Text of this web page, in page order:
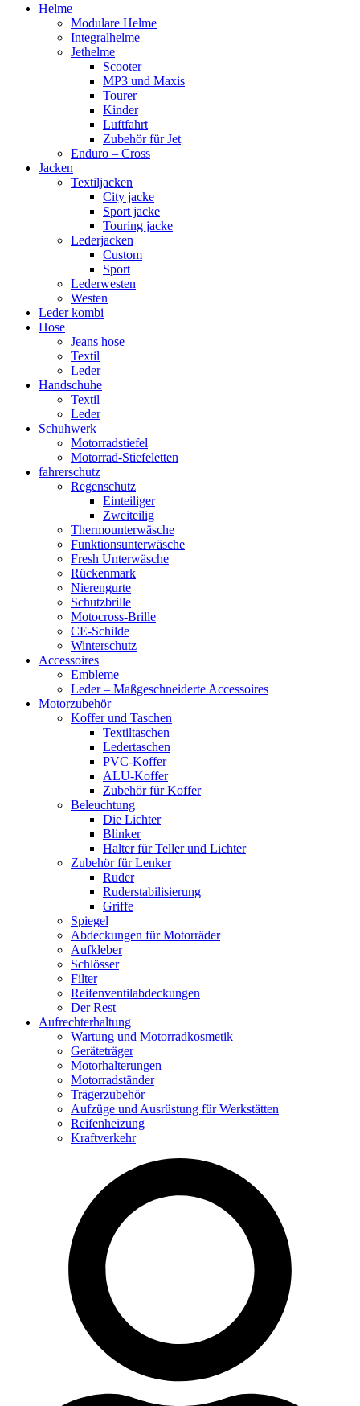
Helme
Modulare Helme
Integralhelme
Jethelme
Scooter
MP3 und Maxis
Tourer
Kinder
Luftfahrt
Zubehör für Jet
Enduro – Cross
Jacken
Textiljacken
City jacke
Sport jacke
Touring jacke
Lederjacken
Custom
Sport
Lederwesten
Westen
Leder kombi
Hose
Jeans hose
Textil
Leder
Handschuhe
Textil
Leder
Schuhwerk
Motorradstiefel
Motorrad-Stiefeletten
fahrerschutz
Regenschutz
Einteiliger
Zweiteilig
Thermounterwäsche
Funktionsunterwäsche
Fresh Unterwäsche
Rückenmark
Nierengurte
Schutzbrille
Motocross-Brille
CE-Schilde
Winterschutz
Accessoires
Embleme
Leder – Maßgeschneiderte Accessoires
Motorzubehör
Koffer und Taschen
Textiltaschen
Ledertaschen
PVC-Koffer
ALU-Koffer
Zubehör für Koffer
Beleuchtung
Die Lichter
Blinker
Halter für Teller und Lichter
Zubehör für Lenker
Ruder
Ruderstabilisierung
Griffe
Spiegel
Abdeckungen für Motorräder
Aufkleber
Schlösser
Filter
Reifenventilabdeckungen
Der Rest
Aufrechterhaltung
Wartung und Motorradkosmetik
Geräteträger
Motorhalterungen
Motorradständer
Trägerzubehör
Aufzüge und Ausrüstung für Werkstätten
Reifenheizung
Kraftverkehr